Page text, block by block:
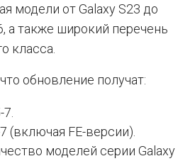
модели от Galaxy S23 до
а также широкий перечень
класса.
обновление получат:
(включая FE-версии).
моделей серии Galaxy